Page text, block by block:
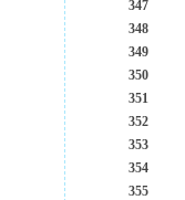
347
348
349
350
351
352
353
354
355